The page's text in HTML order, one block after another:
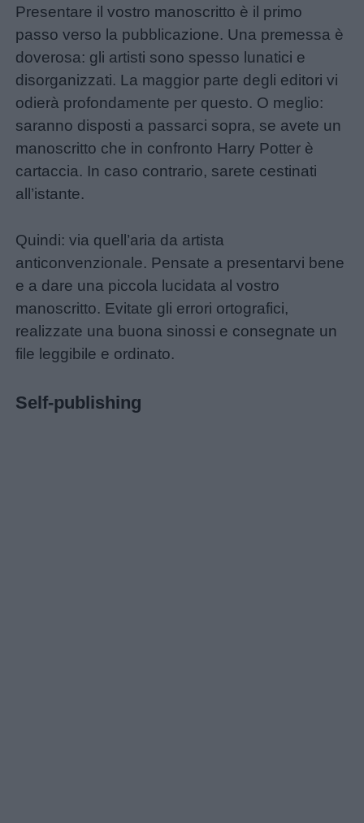
Presentare il vostro manoscritto è il primo
passo verso la pubblicazione. Una premessa è
doverosa: gli artisti sono spesso lunatici e
disorganizzati. La maggior parte degli editori vi
odierà profondamente per questo. O meglio:
saranno disposti a passarci sopra, se avete un
manoscritto che in confronto Harry Potter è
cartaccia. In caso contrario, sarete cestinati
all’istante.
Quindi: via quell’aria da artista
anticonvenzionale. Pensate a presentarvi bene
e a dare una piccola lucidata al vostro
manoscritto. Evitate gli errori ortografici,
realizzate una buona sinossi e consegnate un
file leggibile e ordinato.
Self-publishing